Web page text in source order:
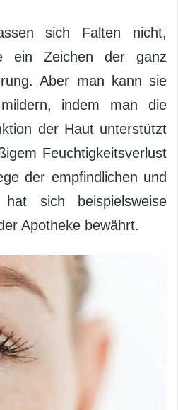
sich Falten nicht,
ein Zeichen der ganz
Aber man kann sie
indem man die
der Haut unterstützt
Feuchtigkeitsverlust
der empfindlichen und
sich beispielsweise
Apotheke bewährt.